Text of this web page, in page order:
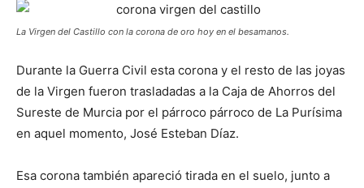
La Virgen del Castillo con la corona de oro hoy en el besamanos.
Durante la Guerra Civil esta corona y el resto de las joyas
de la Virgen fueron trasladadas a la Caja de Ahorros del
Sureste de Murcia por el párroco párroco de La Purísima
en aquel momento, José Esteban Díaz.
Esa corona también apareció tirada en el suelo, junto a